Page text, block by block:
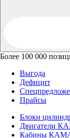
Более 100 000
Выгода
Дефицит
Прайсы
Блоки
Двигатели
Кабины